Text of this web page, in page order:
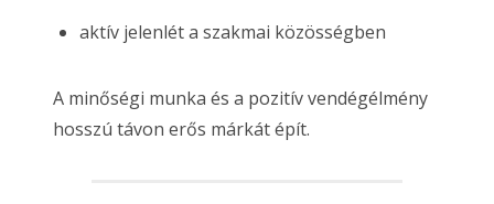
aktív jelenlét a szakmai közösségben
A minőségi munka és a pozitív vendégélmény
hosszú távon erős márkát épít.